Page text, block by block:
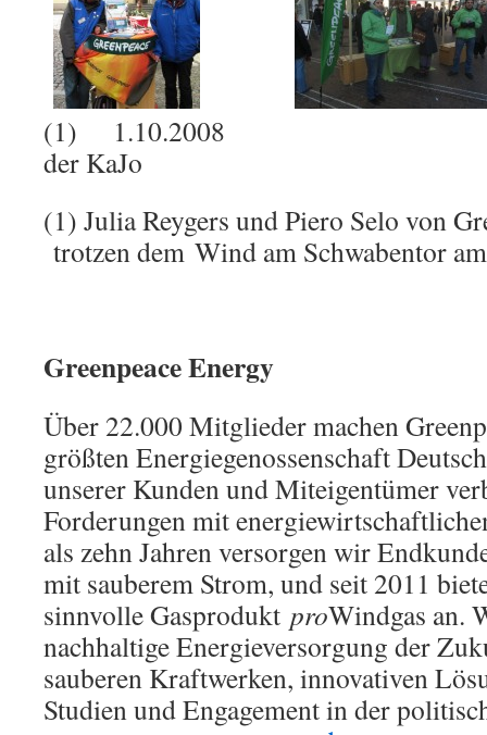
(1) 1.10.2008 (2)
der KaJo
(1) Julia Reygers und Piero Selo von
trotzen dem Wind am Schwabentor
Greenpeace Energy
Über 22.000 Mitglieder machen
größten Energiegenossenschaft
unserer Kunden und Miteigentümer
Forderungen mit
als zehn Jahren versorgen wir
mit sauberem Strom, und seit 2011
sinnvolle Gasprodukt proWindgas an.
nachhaltige Energieversorgung der
sauberen Kraftwerken, innovativen
Studien und Engagement in der